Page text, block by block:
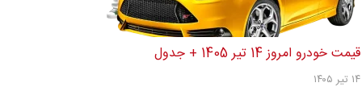
قیمت خودرو امروز 14 تیر 1405 + جدول
۱۴ تیر ۱۴۰۵